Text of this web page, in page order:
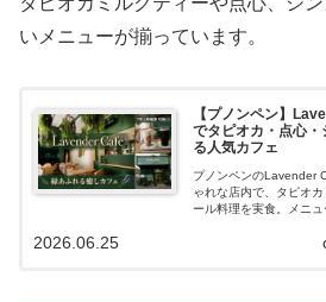
いメニューが揃っています。
【プノンペン】
でタピオカ・点心
る人気カフェ
プノンペンのLavender
ゃれな店内で、タピオ
ール料理を実食。メニュ
2026.06.25